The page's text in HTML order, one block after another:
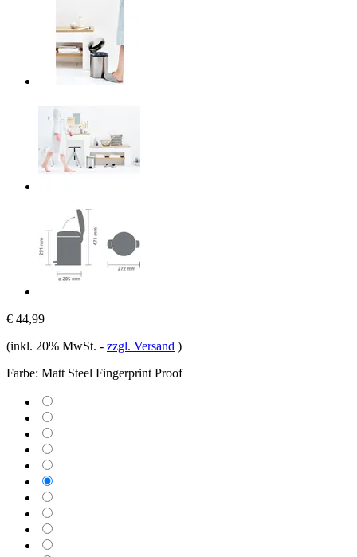
€ 44,99
(inkl. 20% MwSt. - zzgl. Versand )
Farbe: Matt Steel Fingerprint Proof